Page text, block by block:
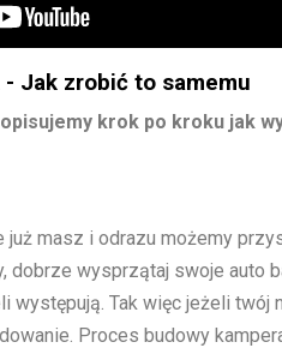
- Jak zrobić to samemu
krok po kroku jak
już masz i odrazu możemy
dobrze wysprzątaj swoje auto
występują. Tak więc jeżeli twój
Proces budowy